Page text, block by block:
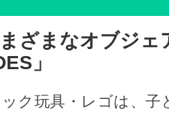
ざまなオブジェ
」
ク玩具・レゴは、